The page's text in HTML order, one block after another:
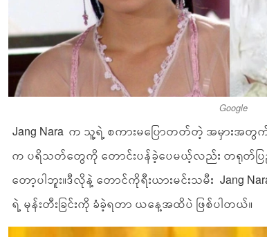
Google
Jang Nara က သူ့ရဲ့ စကားမပြောတတ်တဲ့ အမှားအ
က ပရိသတ်တွေကို တောင်းပန်ခဲ့ပေမယ့်လည်း တရုတ်
တော့ပါဘူး။ဒီလိုနဲ့ တောင်ကိုရီးယားမင်းသမီး
ရဲ့ မုန်းတီးခြင်းကို ခံခဲ့ရတာ ယနေ့အထိပဲ ဖြစ်ပါတယ်။